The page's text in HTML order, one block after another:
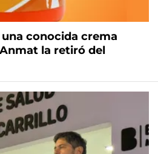
conocida crema
la retiró del